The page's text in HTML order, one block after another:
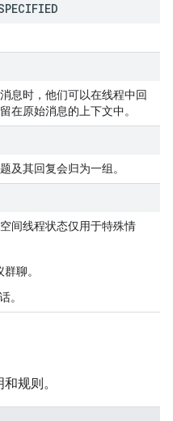
息时，他们可以在线程中回
在原始消息的上下文中。
及其回复会归为一组。
间线程状态仅用于特殊情
聊。
。
规则。